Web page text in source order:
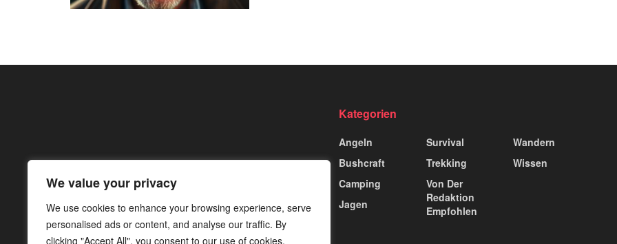
We value your privacy
We use cookies to enhance your browsing experience, serve
personalised ads or content, and analyse our traffic. By
clicking "Accept All", you consent to our use of cookies.
Kategorien
Angeln
Bushcraft
Camping
Jagen
Survival
Trekking
Von Der
Redaktion
Empfohlen
Wandern
Wissen